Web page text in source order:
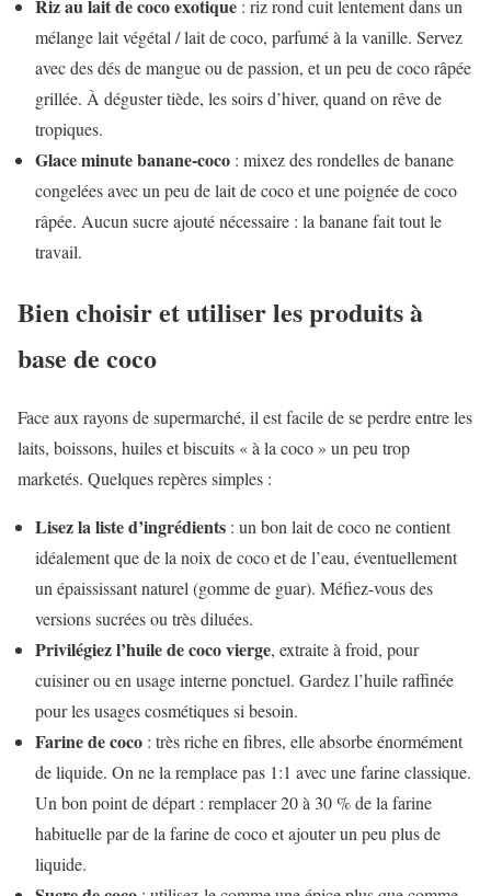
Riz au lait de coco exotique : riz rond cuit lentement dans un
mélange lait végétal / lait de coco, parfumé à la vanille. Servez
avec des dés de mangue ou de passion, et un peu de coco râpée
grillée. À déguster tiède, les soirs d’hiver, quand on rêve de
tropiques.
Glace minute banane-coco : mixez des rondelles de banane
congelées avec un peu de lait de coco et une poignée de coco
râpée. Aucun sucre ajouté nécessaire : la banane fait tout le
travail.
Bien choisir et utiliser les produits à
base de coco
Face aux rayons de supermarché, il est facile de se perdre entre les
laits, boissons, huiles et biscuits « à la coco » un peu trop
marketés. Quelques repères simples :
Lisez la liste d’ingrédients : un bon lait de coco ne contient
idéalement que de la noix de coco et de l’eau, éventuellement
un épaississant naturel (gomme de guar). Méfiez-vous des
versions sucrées ou très diluées.
Privilégiez l’huile de coco vierge, extraite à froid, pour
cuisiner ou en usage interne ponctuel. Gardez l’huile raffinée
pour les usages cosmétiques si besoin.
Farine de coco : très riche en fibres, elle absorbe énormément
de liquide. On ne la remplace pas 1:1 avec une farine classique.
Un bon point de départ : remplacer 20 à 30 % de la farine
habituelle par de la farine de coco et ajouter un peu plus de
liquide.